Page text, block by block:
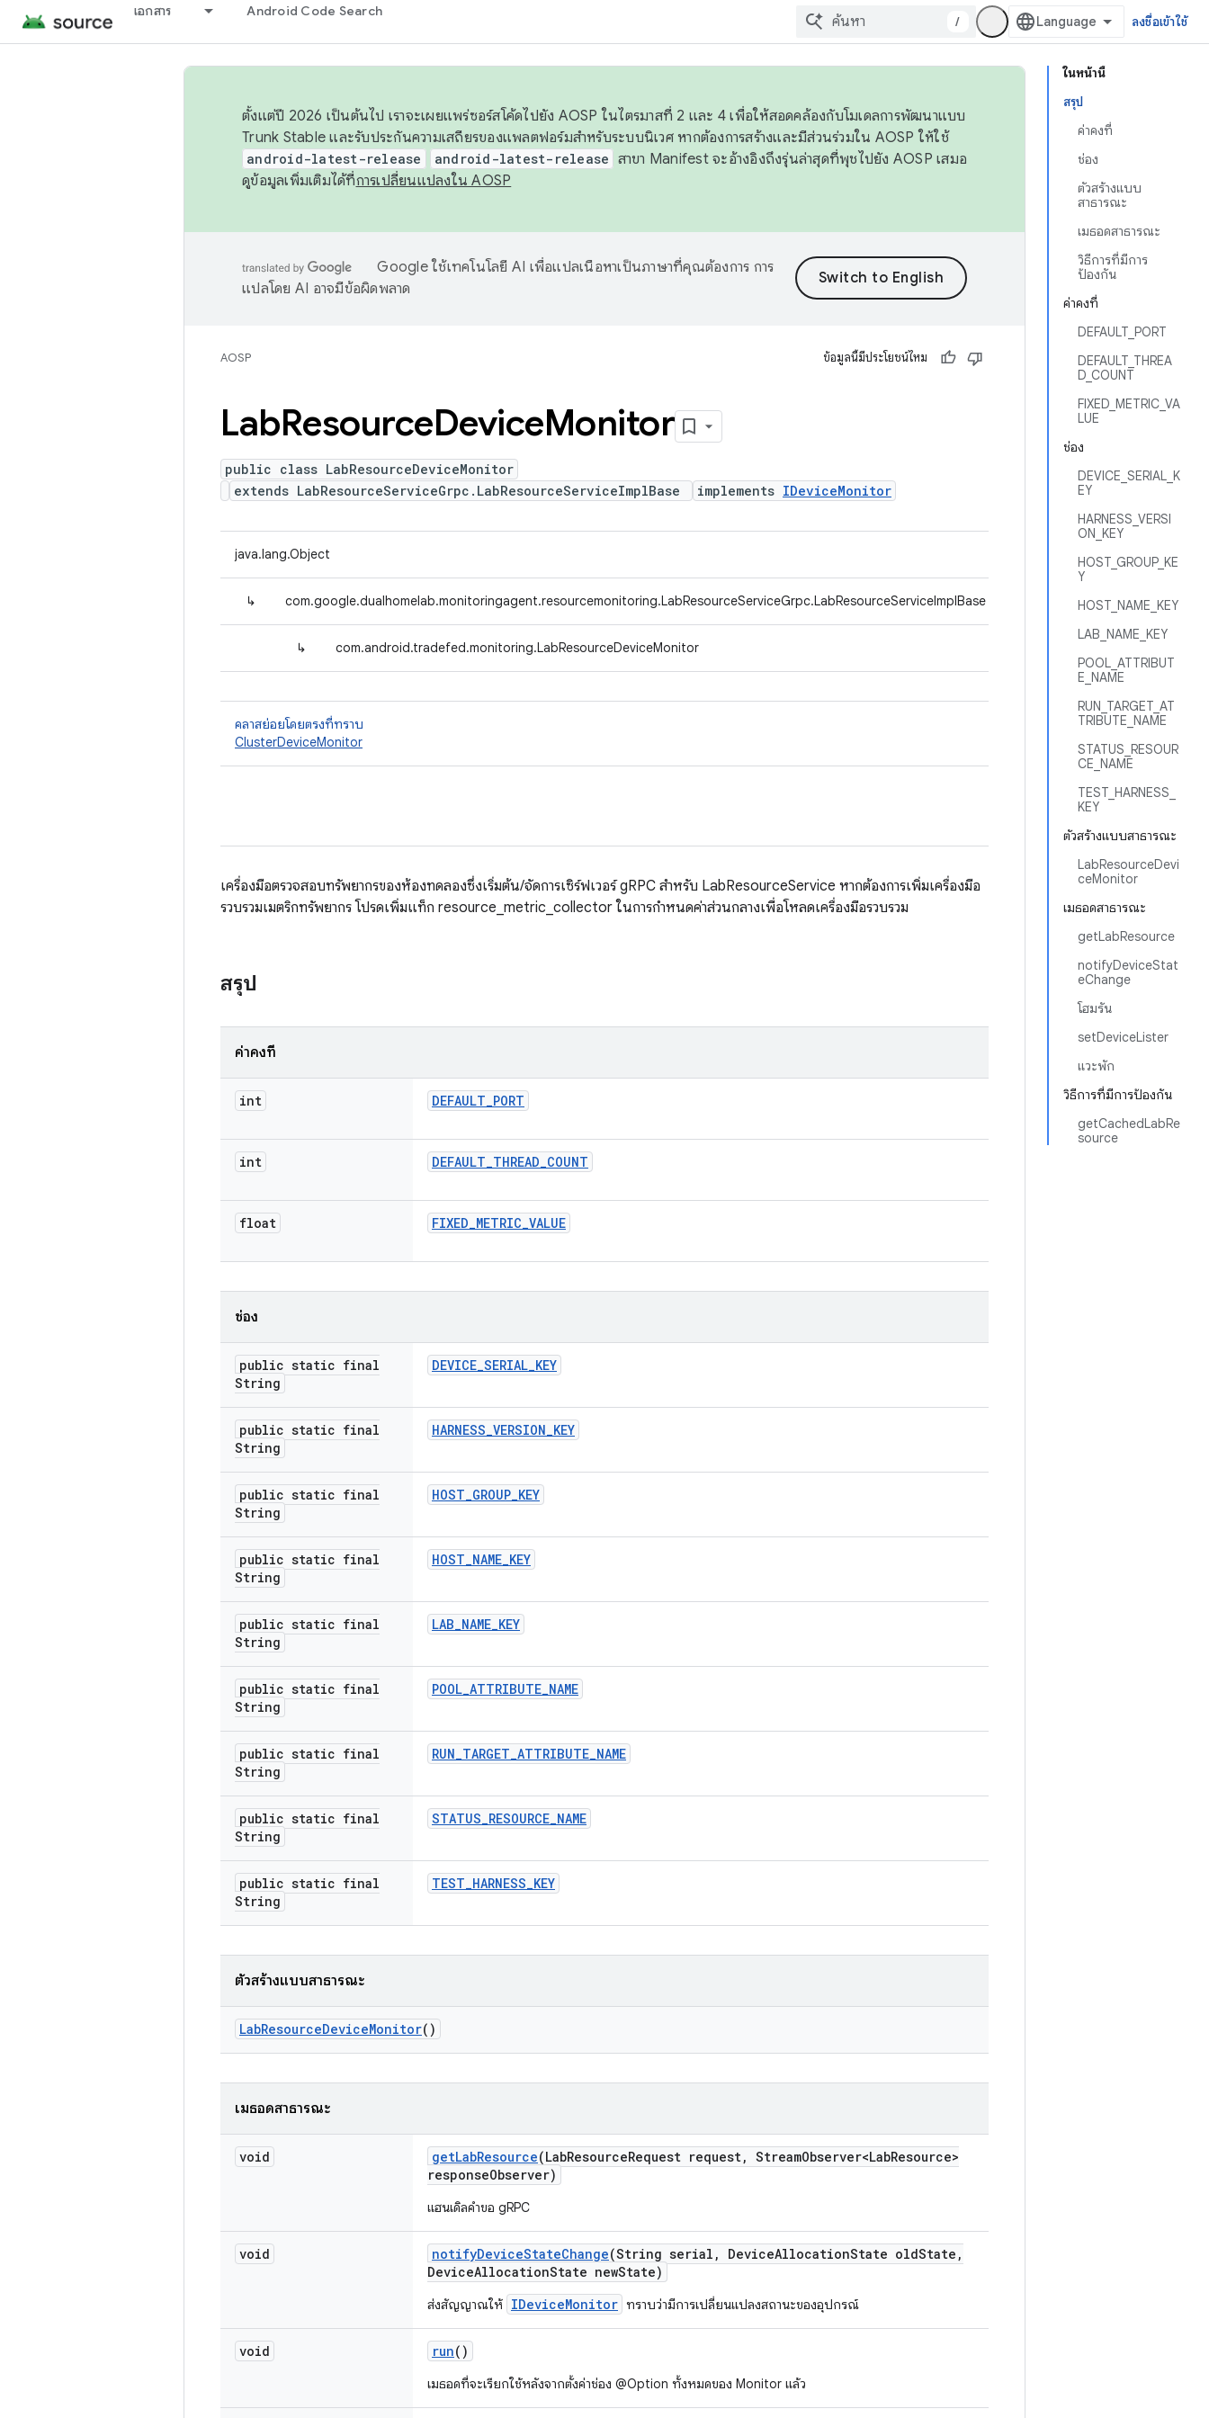
เอกสาร Android Code Search
/ ลงชื่อเข้าใช้
ในหน้านี้
สรุป
ค่าคงที่
ช่อง
ตัวสร้างแบบ
สาธารณะ
เมธอดสาธารณะ
วิธีการที่มีการ
ป้องกัน
ค่าคงที่
DEFAULT_PORT
DEFAULT_THREA
D_COUNT
FIXED_METRIC_VA
LUE
ช่อง
DEVICE_SERIAL_K
EY
HARNESS_VERSI
ON_KEY
HOST_GROUP_KE
Y
HOST_NAME_KEY
LAB_NAME_KEY
POOL_ATTRIBUT
E_NAME
RUN_TARGET_AT
TRIBUTE_NAME
STATUS_RESOUR
CE_NAME
TEST_HARNESS_
KEY
ตัวสร้างแบบสาธารณะ
LabResourceDevi
ceMonitor
เมธอดสาธารณะ
getLabResource
notifyDeviceStat
eChange
โฮมรัน
setDeviceLister
แวะพัก
วิธีการที่มีการป้องกัน
getCachedLabRe
source
ตั้งแต่ปี 2026 เป็นต้นไป เราจะเผยแพร่ซอร์สโค้ดไปยัง AOSP ในไตรมาสที่ 2 และ 4 เพื่อให้สอดคล้องกับโมเดลการพัฒนาแบบ
Trunk Stable และรับประกันความเสถียรของแพลตฟอร์มสำหรับระบบนิเวศ หากต้องการสร้างและมีส่วนร่วมใน AOSP ให้ใช้
android-latest-release android-latest-release สาขา Manifest จะอ้างอิงถึงรุ่นล่าสุดที่พุชไปยัง AOSP เสมอ
ดูข้อมูลเพิ่มเติมได้ที่การเปลี่ยนแปลงใน AOSP
Google ใช้เทคโนโลยี AI เพื่อแปลเนื้อหาเป็นภาษาที่คุณต้องการ การ
แปลโดย AI อาจมีข้อผิดพลาด
AOSP ข้อมูลนี้มีประโยชน์ไหม
LabResourceDeviceMonitor
public class LabResourceDeviceMonitor
extends LabResourceServiceGrpc.LabResourceServiceImplBase
implements IDeviceMonitor
java.lang.Object
↳ com.google.dualhomelab.monitoringagent.resourcemonitoring.LabResourceServiceGrpc.LabResourceServiceImplBase
↳ com.android.tradefed.monitoring.LabResourceDeviceMonitor
คลาสย่อยโดยตรงที่ทราบ
ClusterDeviceMonitor
เครื่องมือตรวจสอบทรัพยากรของห้องทดลองซึ่งเริ่มต้น/จัดการเซิร์ฟเวอร์ gRPC สําหรับ LabResourceService หากต้องการเพิ่มเครื่องมือ
รวบรวมเมตริกทรัพยากร โปรดเพิ่มแท็ก resource_metric_collector ในการกำหนดค่าส่วนกลางเพื่อโหลดเครื่องมือรวบรวม
สรุป
ค่าคงที่
int DEFAULT_PORT
int DEFAULT_THREAD_COUNT
float FIXED_METRIC_VALUE
ช่อง
public static final
String
DEVICE_SERIAL_KEY
public static final
String
HARNESS_VERSION_KEY
public static final
String
HOST_GROUP_KEY
public static final
String
HOST_NAME_KEY
public static final
String
LAB_NAME_KEY
public static final
String
POOL_ATTRIBUTE_NAME
public static final
String
RUN_TARGET_ATTRIBUTE_NAME
public static final
String
STATUS_RESOURCE_NAME
public static final
String
TEST_HARNESS_KEY
ตัวสร้างแบบสาธารณะ
LabResourceDeviceMonitor()
เมธอดสาธารณะ
void getLabResource(LabResourceRequest request, StreamObserver<LabResource>
responseObserver)
แฮนเดิลคําขอ gRPC
void notifyDeviceStateChange(String serial , DeviceAllocationState oldState ,
DeviceAllocationState newState)
ส่งสัญญาณให้ IDeviceMonitor ทราบว่ามีการเปลี่ยนแปลงสถานะของอุปกรณ์
void run()
เมธอดที่จะเรียกใช้หลังจากตั้งค่าช่อง @Option ทั้งหมดของ Monitor แล้ว